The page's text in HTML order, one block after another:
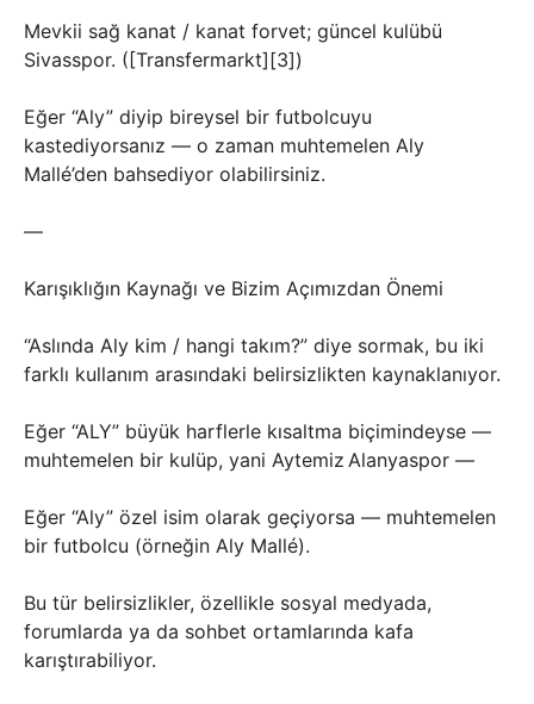
Mevkii sağ kanat / kanat forvet; güncel kulübü
Sivasspor. ([Transfermarkt][3])
Eğer “Aly” diyip bireysel bir futbolcuyu
kastediyorsanız — o zaman muhtemelen Aly
Mallé’den bahsediyor olabilirsiniz.
—
Karışıklığın Kaynağı ve Bizim Açımızdan Önemi
“Aslında Aly kim / hangi takım?” diye sormak, bu iki
farklı kullanım arasındaki belirsizlikten kaynaklanıyor.
Eğer “ALY” büyük harflerle kısaltma biçimindeyse —
muhtemelen bir kulüp, yani Aytemiz Alanyaspor —
Eğer “Aly” özel isim olarak geçiyorsa — muhtemelen
bir futbolcu (örneğin Aly Mallé).
Bu tür belirsizlikler, özellikle sosyal medyada,
forumlarda ya da sohbet ortamlarında kafa
karıştırabiliyor.